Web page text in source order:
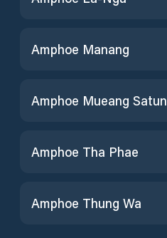
Amphoe Manang
Amphoe Mueang Satun
Amphoe Tha Phae
Amphoe Thung Wa